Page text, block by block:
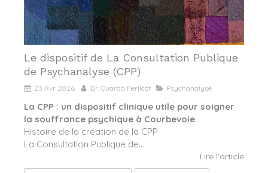
Le dispositif de La Consultation Publique
de Psychanalyse (CPP)
23 Avr 2026 Dr. Ouarda Ferlicot Psychanalyse
La CPP : un dispositif clinique utile pour soigner
la souffrance psychique à Courbevoie
Histoire de la création de la CPP
La Consultation Publique de...
Lire l'article